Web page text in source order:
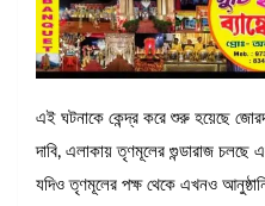
এই ঘটনাকে কেন্দ্র করে শুরু হয়েছে
দাবি, এলাকায় তৃণমূলের গুন্ডারাজ চলছে
যদিও তৃণমূলের পক্ষ থেকে এখনও